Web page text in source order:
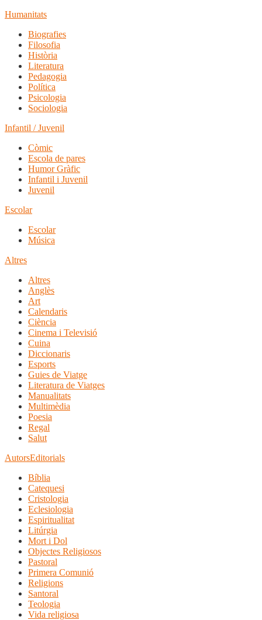
Humanitats
Biografies
Filosofia
Història
Literatura
Pedagogia
Política
Psicologia
Sociologia
Infantil / Juvenil
Còmic
Escola de pares
Humor Gràfic
Infantil i Juvenil
Juvenil
Escolar
Escolar
Música
Altres
Altres
Anglès
Art
Calendaris
Ciència
Cinema i Televisió
Cuina
Diccionaris
Esports
Guies de Viatge
Literatura de Viatges
Manualitats
Multimèdia
Poesia
Regal
Salut
AutorsEditorials
Bíblia
Catequesi
Cristologia
Eclesiologia
Espiritualitat
Litúrgia
Mort i Dol
Objectes Religiosos
Pastoral
Primera Comunió
Religions
Santoral
Teologia
Vida religiosa